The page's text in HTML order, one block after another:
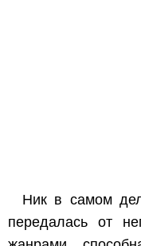
Ник в самом
передалась от